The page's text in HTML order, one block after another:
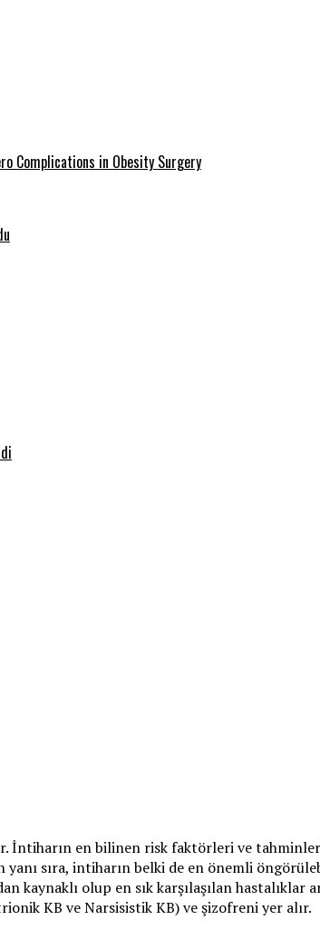
Complications in Obesity Surgery
İntiharın en bilinen risk faktörleri ve
yanı sıra, intiharın belki de en önemli
kaynaklı olup en sık karşılaşılan hastalıklar
KB ve Narsisistik KB) ve şizofreni yer alır.